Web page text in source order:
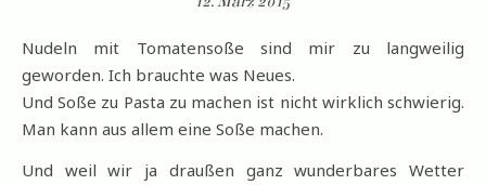
Nudeln mit Tomatensoße sind mir zu langweilig
geworden. Ich brauchte was Neues.
Und Soße zu Pasta zu machen ist nicht wirklich schwierig.
Man kann aus allem eine Soße machen.
Und weil wir ja draußen ganz wunderbares Wetter